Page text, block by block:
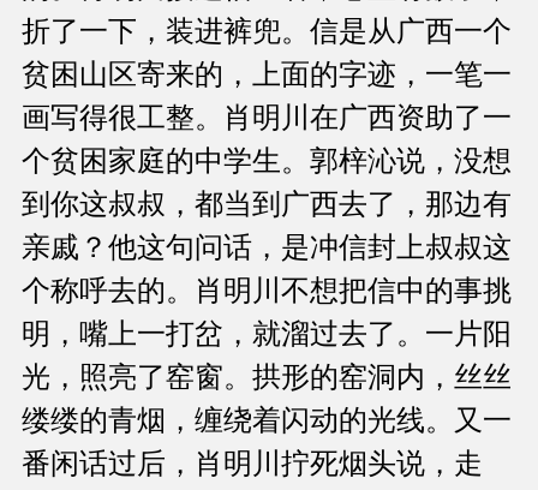
折了一下，装进裤兜。信是从广西一个
贫困山区寄来的，上面的字迹，一笔一
画写得很工整。肖明川在广西资助了一
个贫困家庭的中学生。郭梓沁说，没想
到你这叔叔，都当到广西去了，那边有
亲戚？他这句问话，是冲信封上叔叔这
个称呼去的。肖明川不想把信中的事挑
明，嘴上一打岔，就溜过去了。一片阳
光，照亮了窑窗。拱形的窑洞内，丝丝
缕缕的青烟，缠绕着闪动的光线。又一
番闲话过后，肖明川拧死烟头说，走